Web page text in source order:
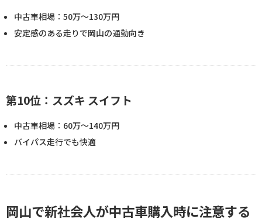
中古車相場：50万〜130万円
安定感のある走りで岡山の通勤向き
第10位：スズキ スイフト
中古車相場：60万〜140万円
バイパス走行でも快適
岡山で新社会人が中古車購入時に注意する